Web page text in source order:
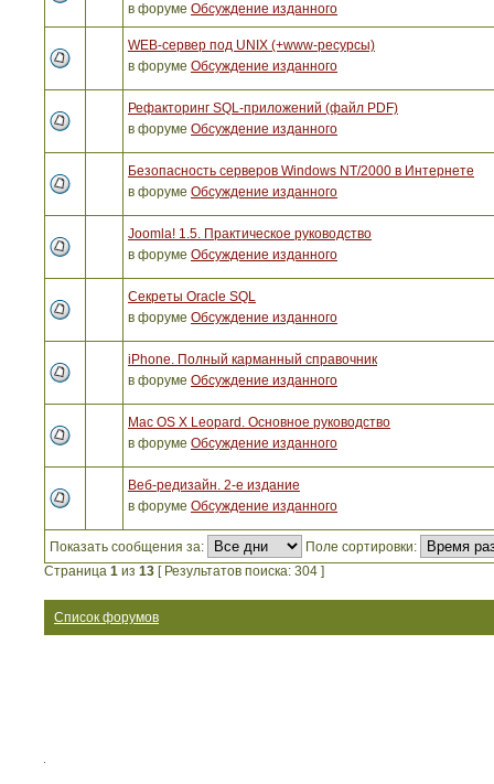
в форуме Обсуждение изданного
WEB-сервер под UNIX (+www-ресурсы)
в форуме Обсуждение изданного
Рефакторинг SQL-приложений (файл PDF)
в форуме Обсуждение изданного
Безопасность серверов Windows NT/2000 в Интернете
в форуме Обсуждение изданного
Joomla! 1.5. Практическое руководство
в форуме Обсуждение изданного
Секреты Oracle SQL
в форуме Обсуждение изданного
iPhone. Полный карманный справочник
в форуме Обсуждение изданного
Mac OS X Leopard. Основное руководство
в форуме Обсуждение изданного
Веб-редизайн. 2-е издание
в форуме Обсуждение изданного
Показать сообщения за:
Поле сортировки:
Страница 1 из 13 [ Результатов поиска: 304 ]
Список форумов